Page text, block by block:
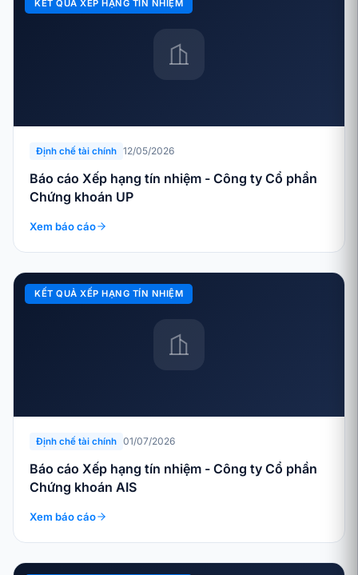
KẾT QUẢ XẾP HẠNG TÍN NHIỆM
Định chế tài chính 12/05/2026
Báo cáo Xếp hạng tín nhiệm - Công ty Cổ phần
Chứng khoán UP
Xem báo cáo
KẾT QUẢ XẾP HẠNG TÍN NHIỆM
Định chế tài chính 01/07/2026
Báo cáo Xếp hạng tín nhiệm - Công ty Cổ phần
Chứng khoán AIS
Xem báo cáo